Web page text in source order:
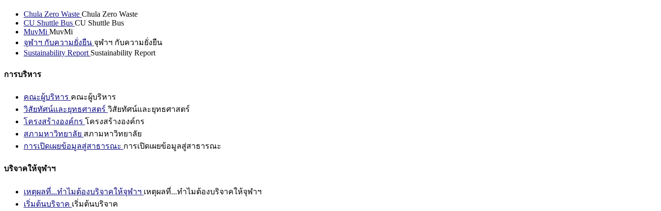
Chula Zero Waste Chula Zero Waste
CU Shuttle Bus CU Shuttle Bus
MuvMi MuvMi
จุฬาฯ กับความยั่งยืน จุฬาฯ กับความยั่งยืน
Sustainability Report Sustainability Report
การบริหาร
คณะผู้บริหาร คณะผู้บริหาร
วิสัยทัศน์และยุทธศาสตร์ วิสัยทัศน์และยุทธศาสตร์
โครงสร้างองค์กร โครงสร้างองค์กร
สภามหาวิทยาลัย สภามหาวิทยาลัย
การเปิดเผยข้อมูลสู่สาธารณะ การเปิดเผยข้อมูลสู่สาธารณะ
บริจาคให้จุฬาฯ
เหตุผลที่...ทำไมต้องบริจาคให้จุฬาฯ เหตุผลที่...ทำไมต้องบริจาคให้จุฬาฯ
เริ่มต้นบริจาค เริ่มต้นบริจาค